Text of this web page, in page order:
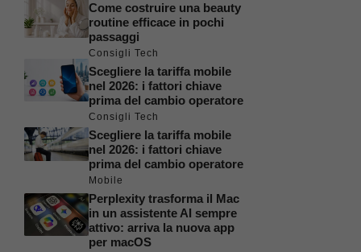
Come costruire una beauty
routine efficace in pochi
passaggi
Consigli Tech
Scegliere la tariffa mobile
nel 2026: i fattori chiave
prima del cambio operatore
Consigli Tech
Scegliere la tariffa mobile
nel 2026: i fattori chiave
prima del cambio operatore
Mobile
Perplexity trasforma il Mac
in un assistente AI sempre
attivo: arriva la nuova app
per macOS